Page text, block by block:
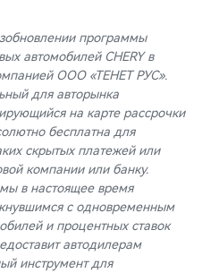
программы
автомобилей CHERY в
ООО «ТЕНЕТ РУС».
для авторынка
на карте рассрочки
бесплатна для
скрытых платежей или
компании или банку.
в настоящее время
с одновременным
и процентных ставок
автодилерам
инструмент для